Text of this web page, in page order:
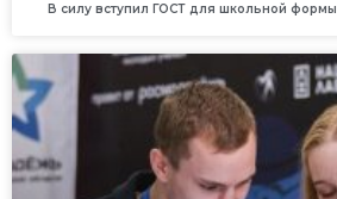
В силу вступил ГОСТ для школьной формы